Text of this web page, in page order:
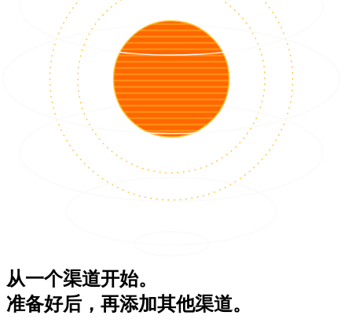
从一个渠道开始。
准备好后，再添加其他渠道。